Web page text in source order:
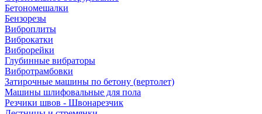
Бетономешалки
Бензорезы
Виброплиты
Виброкатки
Виброрейки
Глубинные вибраторы
Вибротрамбовки
Затирочные машины по бетону (вертолет)
Машины шлифовальные для пола
Резчики швов - Швонарезчик